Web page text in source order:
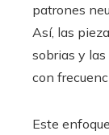
patrones
Así, las
sobrias y
con
Este